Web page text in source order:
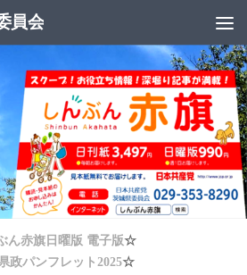
員会
ん赤旗日曜版 電子版☆
政パンフレット2025☆